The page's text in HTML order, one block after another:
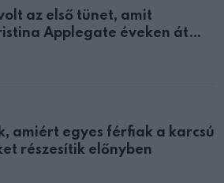
volt az első tünet, amit
Applegate éveken át
amiért egyes férfiak a karcsú
részesítik előnyben